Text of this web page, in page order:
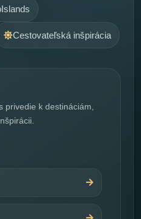
Cestovateľská inšpirácia
privedie k destináciám,